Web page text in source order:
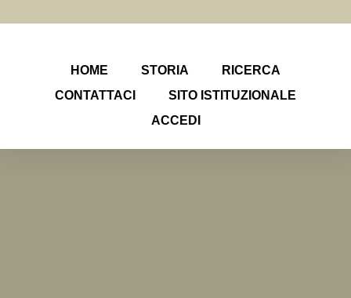
HOME STORIA
RICERCA
CONTATTACI
SITO ISTITUZIONALE
ACCEDI